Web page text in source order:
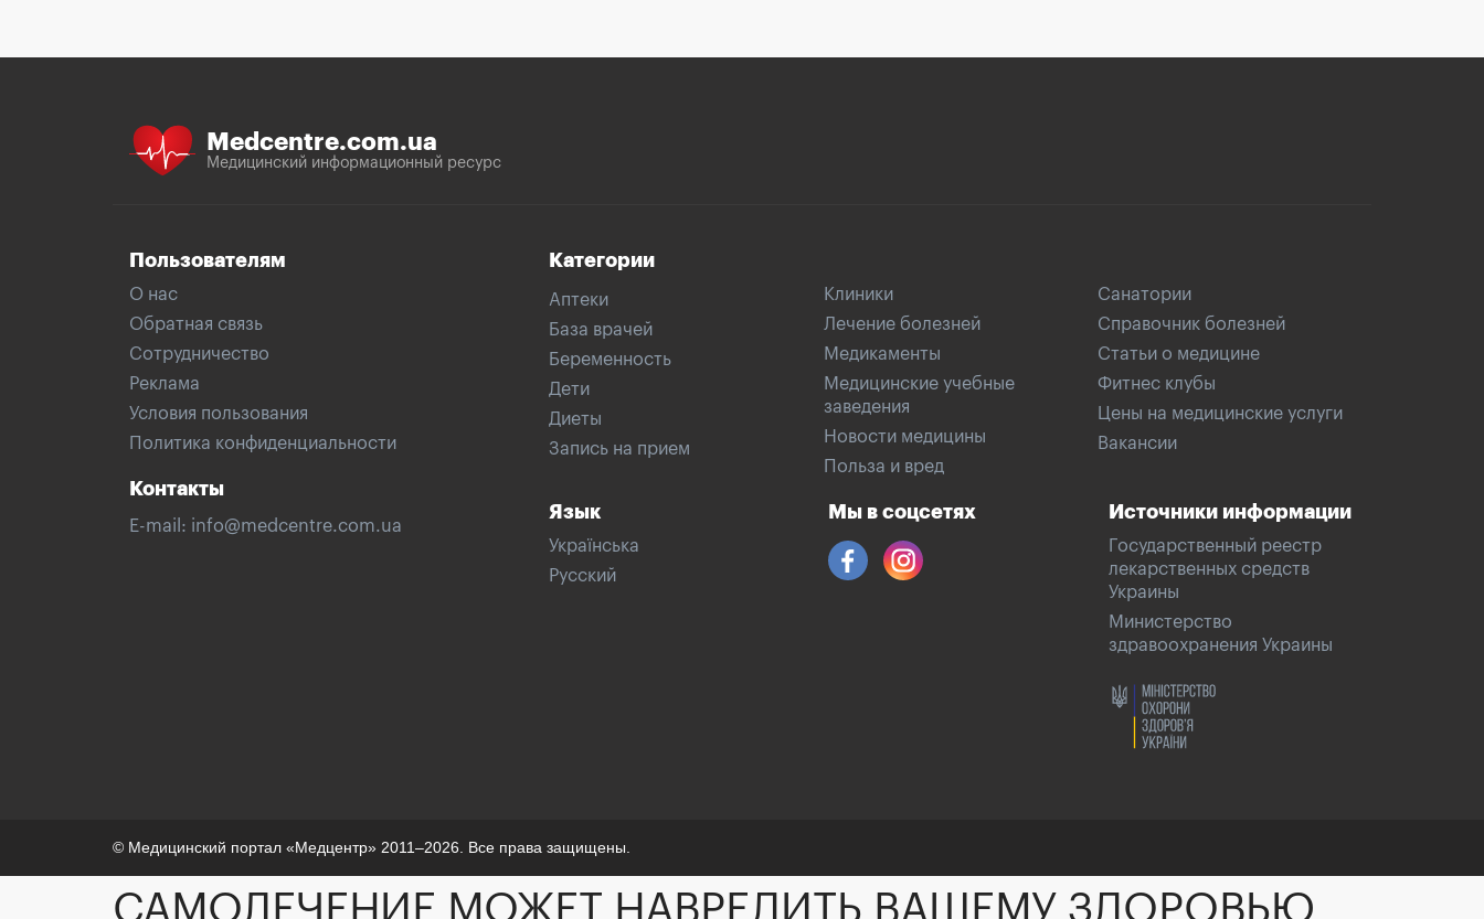
Medcentre.com.ua
Медицинский информационный ресурс
Пользователям
О нас
Обратная связь
Сотрудничество
Реклама
Условия пользования
Политика конфиденциальности
Контакты
E-mail: info@medcentre.com.ua
Категории
Аптеки
База врачей
Беременность
Дети
Диеты
Запись на прием
Клиники
Лечение болезней
Медикаменты
Медицинские учебные
заведения
Новости медицины
Польза и вред
Санатории
Справочник болезней
Статьи о медицине
Фитнес клубы
Цены на медицинские услуги
Вакансии
Язык
Українська
Русский
Мы в соцсетях Источники информации
Государственный реестр
лекарственных средств
Украины
Министерство
здравоохранения Украины
© Медицинский портал «Медцентр» 2011–2026. Все права защищены.
САМОЛЕЧЕНИЕ МОЖЕТ НАВРЕДИТЬ ВАШЕМУ ЗДОРОВЬЮ